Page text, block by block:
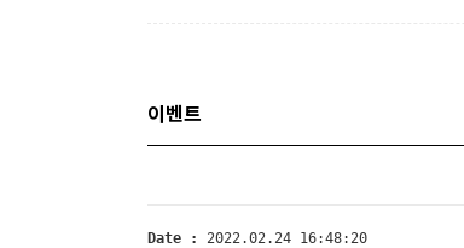
이벤트
Date :
2022.02.24 16:48:20